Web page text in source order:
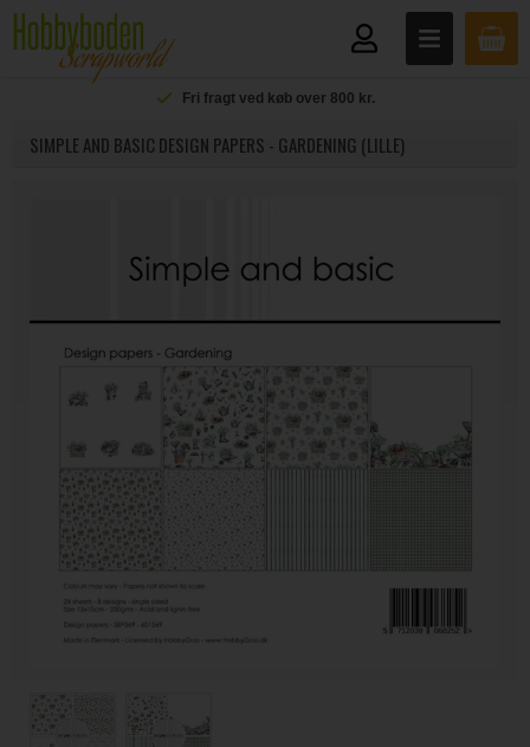
Fri fragt ved køb over 800 kr.
SIMPLE AND BASIC DESIGN PAPERS - GARDENING (LILLE)